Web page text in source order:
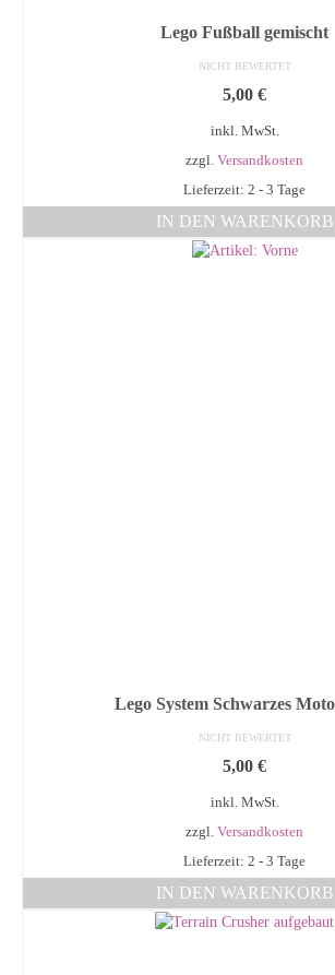
Lego Fußball gemischt
NICHT BEWERTET
5,00 €
inkl. MwSt.
zzgl. Versandkosten
Lieferzeit: 2 - 3 Tage
IN DEN WARENKORB
Lego System Schwarzes
NICHT BEWERTET
5,00 €
inkl. MwSt.
zzgl. Versandkosten
Lieferzeit: 2 - 3 Tage
IN DEN WARENKORB